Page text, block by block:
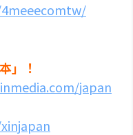
」！
japan